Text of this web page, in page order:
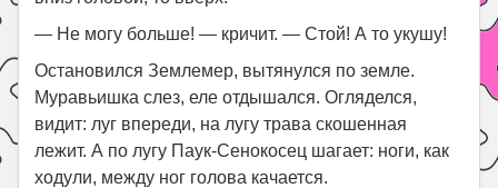
— Не могу больше! — кричит. — Стой! А то укушу!
Остановился Землемер, вытянулся по земле.
Муравьишка слез, еле отдышался. Огляделся,
видит: луг впереди, на лугу трава скошенная
лежит. А по лугу Паук-Сенокосец шагает: ноги, как
ходули, между ног голова качается.